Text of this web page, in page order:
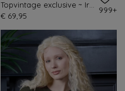
€ 69,95
999+